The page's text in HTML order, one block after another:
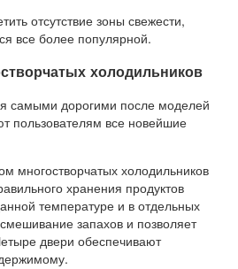
отсутствие зоны свежести,
все более популярной.
холодильников
самыми дорогими после моделей
пользователям все новейшие
многостворчатых холодильников
хранения продуктов
температуре и в отдельных
запахов и позволяет
двери обеспечивают